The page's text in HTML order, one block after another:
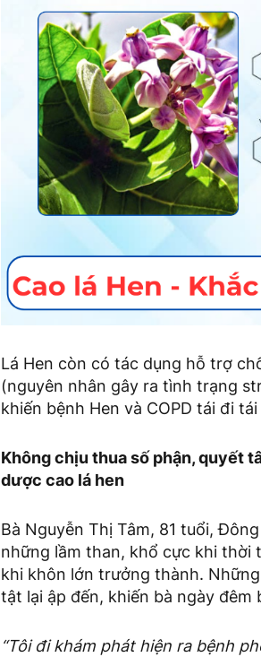
Lá Hen còn có tác dụng hỗ trợ
(nguyên nhân gây ra tình trạng
khiến bệnh Hen và COPD tái đi
Không chịu thua số phận, quyết
dược cao lá hen
Bà Nguyễn Thị Tâm, 81 tuổi,
những lầm than, khổ cực khi thời
khi khôn lớn trưởng thành.
tật lại ập đến, khiến bà ngày
“Tôi đi khám phát hiện ra bệnh